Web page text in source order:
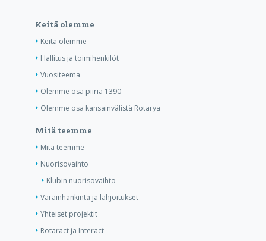
Keitä olemme
Keitä olemme
Hallitus ja toimihenkilöt
Vuositeema
Olemme osa piiriä 1390
Olemme osa kansainvälistä Rotarya
Mitä teemme
Mitä teemme
Nuorisovaihto
Klubin nuorisovaihto
Varainhankinta ja lahjoitukset
Yhteiset projektit
Rotaract ja Interact